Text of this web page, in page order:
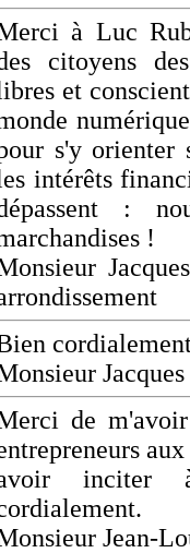
à Luc
citoyens
et
s'y orienter
intérêts
:
!
de
inciter
Jean-